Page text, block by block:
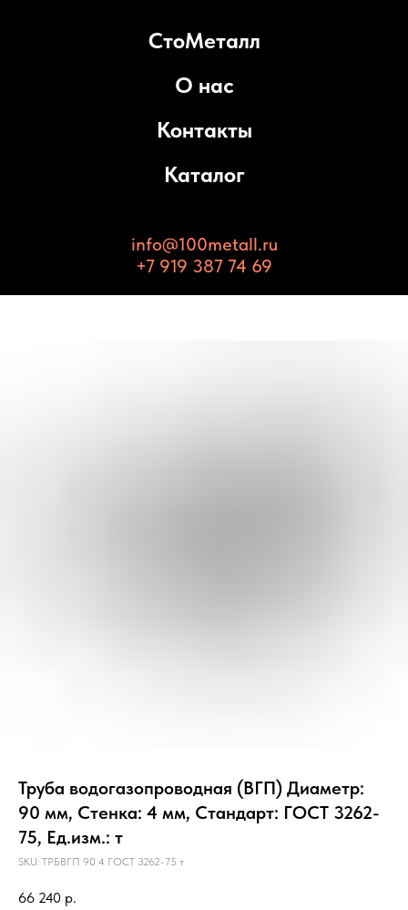
СтоМеталл
О нас
Контакты
Каталог
info@100metall.ru
+7 919 387 74 69
Труба водогазопроводная (ВГП) Диаметр:
90 мм, Стенка: 4 мм, Стандарт: ГОСТ 3262-
75, Ед.изм.: т
SKU: ТРБВГП 90 4 ГОСТ 3262-75 т
66 240 р.